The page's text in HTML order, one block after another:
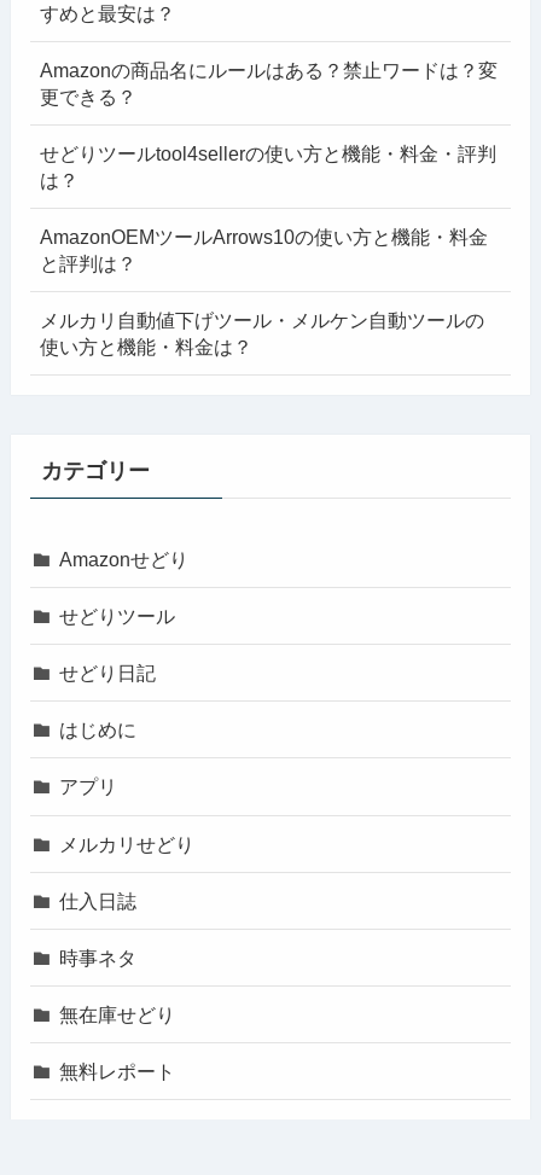
すめと最安は？
Amazonの商品名にルールはある？禁止ワードは？変
更できる？
せどりツールtool4sellerの使い方と機能・料金・評判
は？
AmazonOEMツールArrows10の使い方と機能・料金
と評判は？
メルカリ自動値下げツール・メルケン自動ツールの
使い方と機能・料金は？
カテゴリー
Amazonせどり
せどりツール
せどり日記
はじめに
アプリ
メルカリせどり
仕入日誌
時事ネタ
無在庫せどり
無料レポート